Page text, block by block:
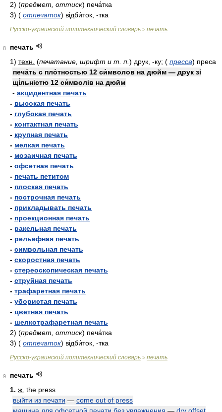
2) (предмет, оттиск) печа́тка
3) ( отпечаток) відби́ток, -тка
Русско-украинский политехнический словарь > печать
8
печать
1) техн. (печатание, шрифт и т. п. ) друк, -ку; ( пресса) преса
печа́ть с пло́тностью 12 си́мволов на дюйм — друк зі
щі́льністю 12 си́мволів на дюйм
- акцидентная печать
- высокая печать
- глубокая печать
- контактная печать
- крупная печать
- мелкая печать
- мозаичная печать
- офсетная печать
- печать петитом
- плоская печать
- построчная печать
- прикладывать печать
- проекционная печать
- ракельная печать
- рельефная печать
- символьная печать
- скоростная печать
- стереоскопическая печать
- струйная печать
- трафаретная печать
- убористая печать
- цветная печать
- шелкотрафаретная печать
2) (предмет, оттиск) печа́тка
3) ( отпечаток) відби́ток, -тка
Русско-украинский политехнический словарь > печать
9
печать
1. ж. the press
выйти из печати — come out of press